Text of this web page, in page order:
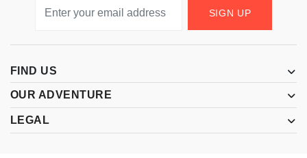
SIGN UP
FIND US
OUR ADVENTURE
LEGAL